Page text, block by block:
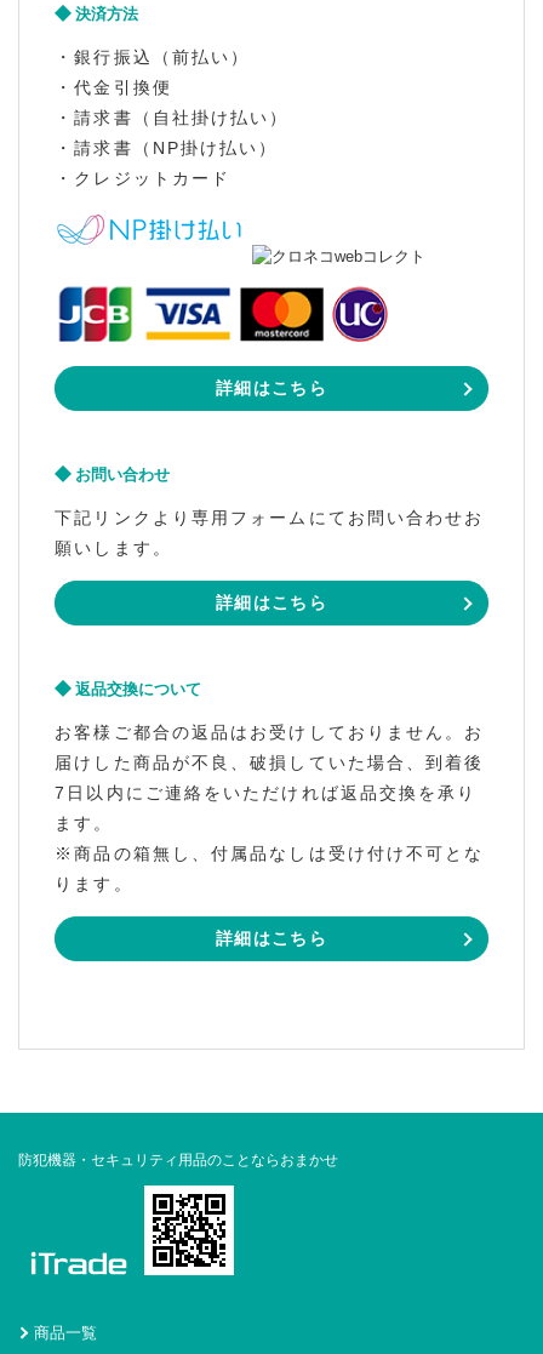
決済方法
・銀行振込（前払い）
・代金引換便
・請求書（自社掛け払い）
・請求書（NP掛け払い）
・クレジットカード
詳細はこちら
お問い合わせ
下記リンクより専用フォームにてお問い合わせお
願いします。
詳細はこちら
返品交換について
お客様ご都合の返品はお受けしておりません。お
届けした商品が不良、破損していた場合、到着後
7日以内にご連絡をいただければ返品交換を承り
ます。
※商品の箱無し、付属品なしは受け付け不可とな
ります。
詳細はこちら
防犯機器・セキュリティ用品のことならおまかせ
商品一覧